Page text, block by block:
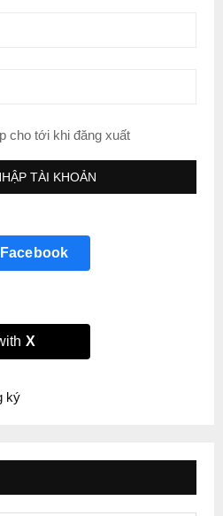
cho tới khi đăng xuất
Facebook
X
ký